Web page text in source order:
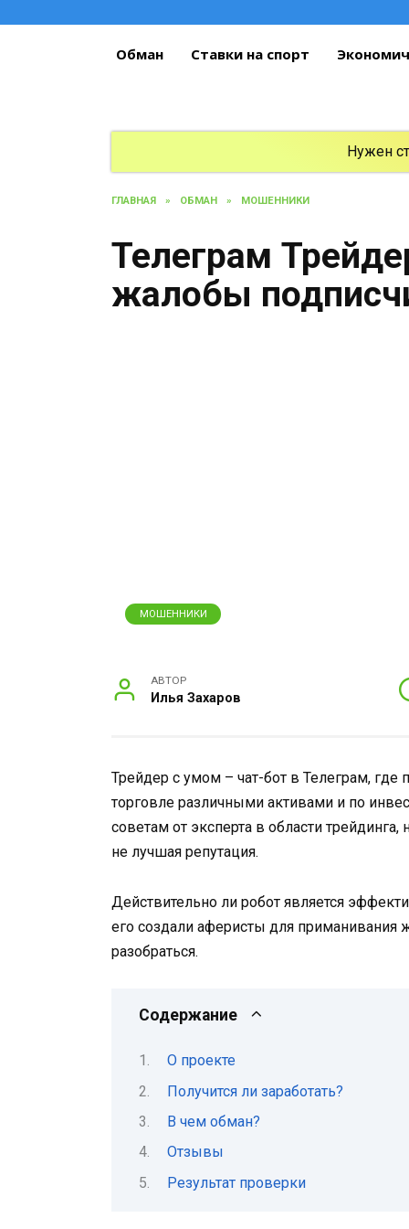
Обман Ставки на спорт
Нужен
ГЛАВНАЯ » ОБМАН » МОШЕННИКИ
Телеграм
жалобы
МОШЕННИКИ
АВТОР
Илья Захаров
Трейдер с умом – чат-бот в Телеграм,
торговле различными активами и по
советам от эксперта в области
не лучшая репутация.
Действительно ли робот является
его создали аферисты для
разобраться.
Содержание
О проекте
Получится ли заработать?
В чем обман?
Отзывы
Результат проверки